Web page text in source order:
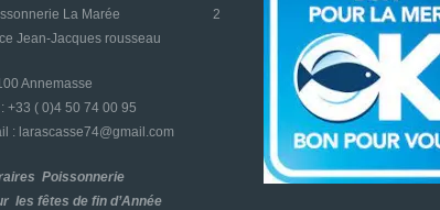
La Marée 2
Jean-Jacques rousseau
Annemasse
: +33 ( 0)4 50 74 00 95
: larascasse74@gmail.com
Poissonnerie
les fêtes de fin d’Année